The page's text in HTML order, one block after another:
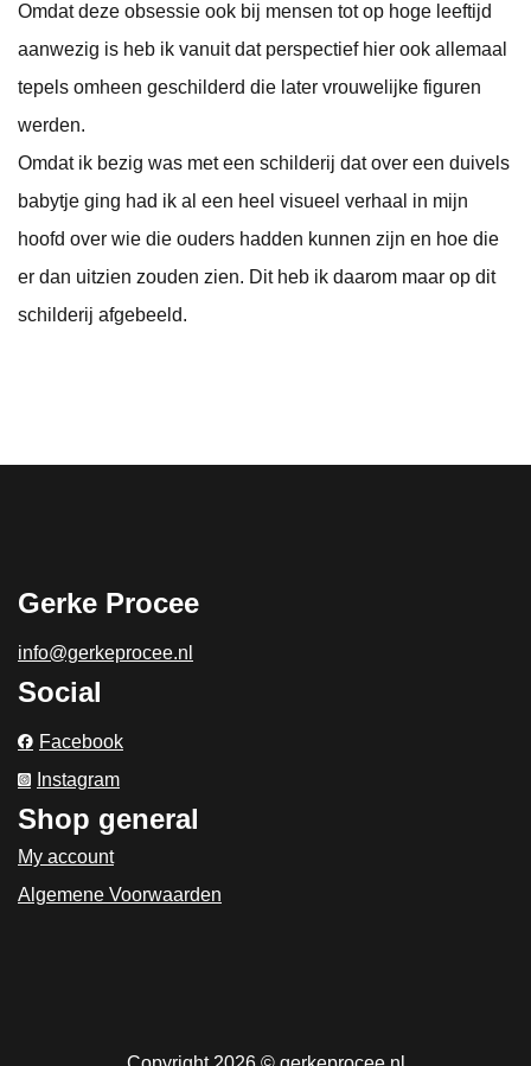
Omdat deze obsessie ook bij mensen tot op hoge leeftijd
aanwezig is heb ik vanuit dat perspectief hier ook allemaal
tepels omheen geschilderd die later vrouwelijke figuren
werden.
Omdat ik bezig was met een schilderij dat over een duivels
babytje ging had ik al een heel visueel verhaal in mijn
hoofd over wie die ouders hadden kunnen zijn en hoe die
er dan uitzien zouden zien. Dit heb ik daarom maar op dit
schilderij afgebeeld.
Gerke Procee
info@gerkeprocee.nl
Social
Facebook
Instagram
Shop general
My account
Algemene Voorwaarden